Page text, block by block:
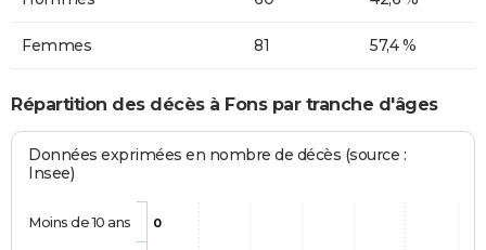
Femmes 81 57,4 %
Répartition des décès à Fons par tranche d'âges
Données exprimées en nombre de décès (source :
Insee)
0
Moins de 10 ans